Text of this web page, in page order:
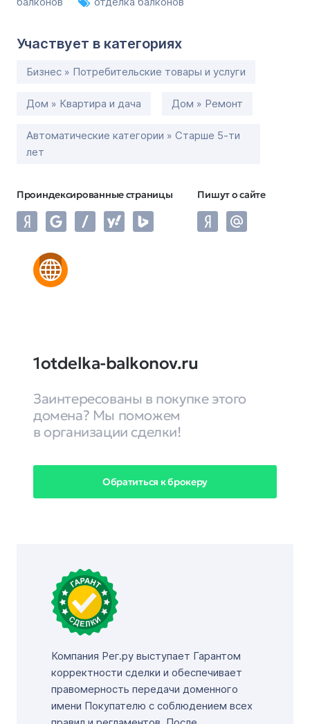
Участвует в категориях
Бизнес » Потребительские товары и услуги
Дом » Квартира и дача Дом » Ремонт
Автоматические категории » Старше 5-ти
лет
Проиндексированные страницы Пишут о сайте
1otdelka-balkonov.ru
Заинтересованы в покупке этого
домена? Мы поможем
в организации сделки!
Обратиться к брокеру
Компания Рег.ру выступает Гарантом
корректности сделки и обеспечивает
правомерность передачи доменного
имени Покупателю с соблюдением всех